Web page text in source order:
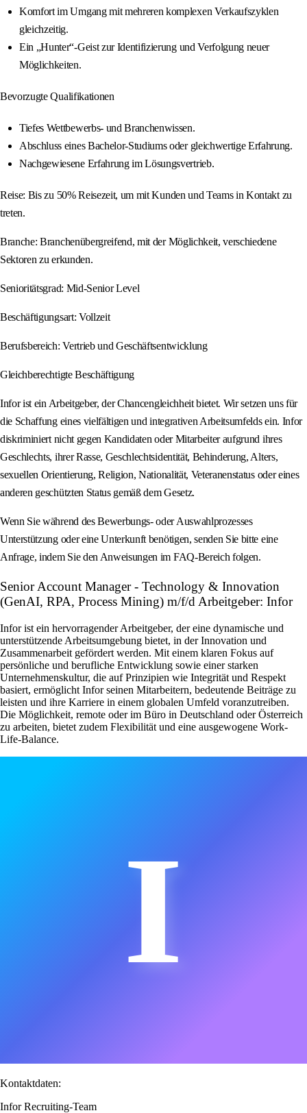
Komfort im Umgang mit mehreren komplexen Verkaufszyklen
gleichzeitig.
Ein „Hunter“-Geist zur Identifizierung und Verfolgung neuer
Möglichkeiten.
Bevorzugte Qualifikationen
Tiefes Wettbewerbs- und Branchenwissen.
Abschluss eines Bachelor-Studiums oder gleichwertige Erfahrung.
Nachgewiesene Erfahrung im Lösungsvertrieb.
Reise: Bis zu 50% Reisezeit, um mit Kunden und Teams in Kontakt zu
treten.
Branche: Branchenübergreifend, mit der Möglichkeit, verschiedene
Sektoren zu erkunden.
Senioritätsgrad: Mid-Senior Level
Beschäftigungsart: Vollzeit
Berufsbereich: Vertrieb und Geschäftsentwicklung
Gleichberechtigte Beschäftigung
Infor ist ein Arbeitgeber, der Chancengleichheit bietet. Wir setzen uns für
die Schaffung eines vielfältigen und integrativen Arbeitsumfelds ein. Infor
diskriminiert nicht gegen Kandidaten oder Mitarbeiter aufgrund ihres
Geschlechts, ihrer Rasse, Geschlechtsidentität, Behinderung, Alters,
sexuellen Orientierung, Religion, Nationalität, Veteranenstatus oder eines
anderen geschützten Status gemäß dem Gesetz.
Wenn Sie während des Bewerbungs- oder Auswahlprozesses
Unterstützung oder eine Unterkunft benötigen, senden Sie bitte eine
Anfrage, indem Sie den Anweisungen im FAQ-Bereich folgen.
Senior Account Manager - Technology & Innovation
(GenAI, RPA, Process Mining) m/f/d Arbeitgeber: Infor
Infor ist ein hervorragender Arbeitgeber, der eine dynamische und
unterstützende Arbeitsumgebung bietet, in der Innovation und
Zusammenarbeit gefördert werden. Mit einem klaren Fokus auf
persönliche und berufliche Entwicklung sowie einer starken
Unternehmenskultur, die auf Prinzipien wie Integrität und Respekt
basiert, ermöglicht Infor seinen Mitarbeitern, bedeutende Beiträge zu
leisten und ihre Karriere in einem globalen Umfeld voranzutreiben.
Die Möglichkeit, remote oder im Büro in Deutschland oder Österreich
zu arbeiten, bietet zudem Flexibilität und eine ausgewogene Work-
Life-Balance.
I
Kontaktdaten:
Infor Recruiting-Team